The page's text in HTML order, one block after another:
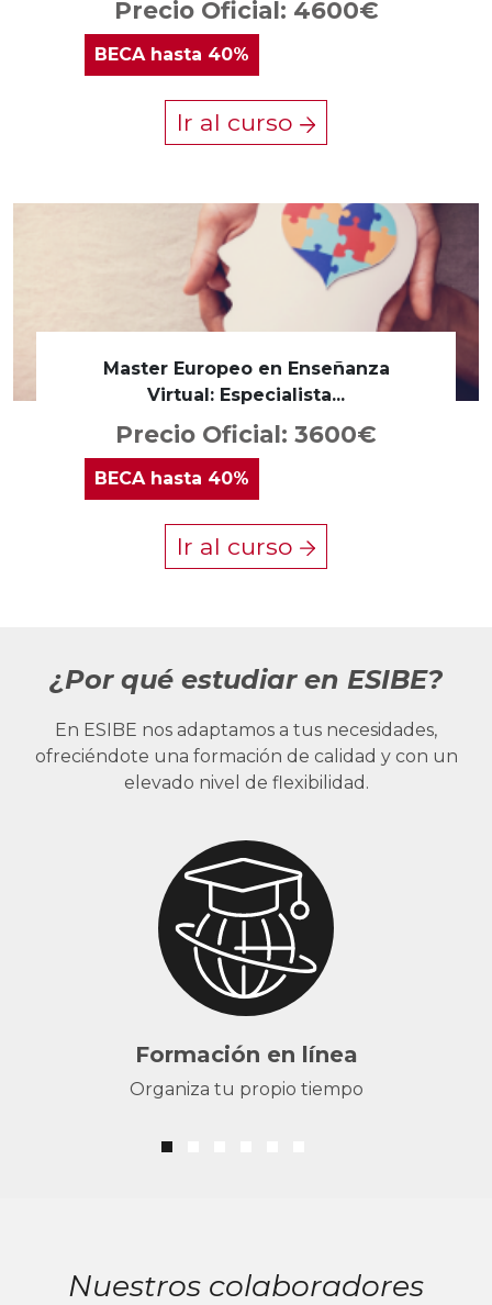
Precio Oficial: 4600€
BECAhasta 40%
Ir al curso
Master Europeo en Enseñanza
Virtual: Especialista...
Precio Oficial: 3600€
BECA hasta 40%
Ir al curso
¿Por qué estudiar en ESIBE?
En ESIBE nos adaptamos a tus necesidades,
ofreciéndote una formación de calidad y con un
elevado nivel de flexibilidad.
Formación en línea
Organiza tu propio tiempo
Nuestros colaboradores